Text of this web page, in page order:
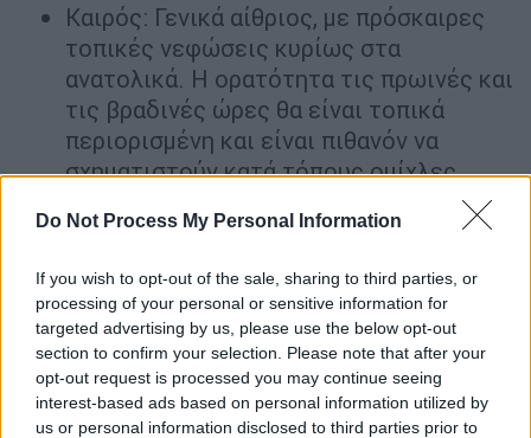
Do Not Process My Personal Information
If you wish to opt-out of the sale, sharing to third parties, or
processing of your personal or sensitive information for
targeted advertising by us, please use the below opt-out
section to confirm your selection. Please note that after your
opt-out request is processed you may continue seeing
interest-based ads based on personal information utilized by
us or personal information disclosed to third parties prior to
Καιρός: Γενικά αίθριος, με πρόσκαιρες
τοπικές νεφώσεις κυρίως στα
ανατολικά. Η ορατότητα τις πρωινές και
τις βραδινές ώρες θα είναι τοπικά
περιορισμένη και είναι πιθανόν να
σχηματιστούν κατά τόπους ομίχλες.
Ανεμοι: Μεταβλητοί 2 με 3 μποφόρ και
από τις πρωινές ώρες από βόρειες
έως 5 μποφόρ.
Θερμοκρασία: Από 09 έως 26 βαθμούς
Κελσίου. Στη δυτική Μακεδονία η
ελάχιστη θα είναι 3 με 5 βαθμούς
χαμηλότερη.